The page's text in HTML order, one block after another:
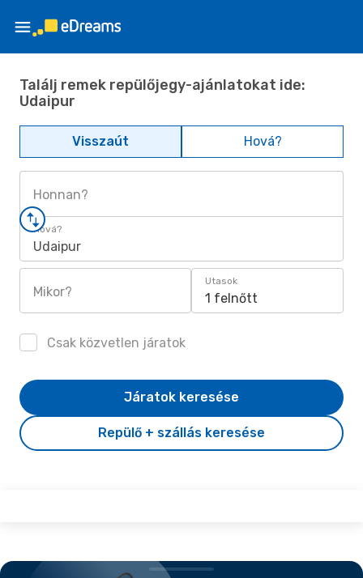
Találj remek repülőjegy-ajánlatokat ide:
Udaipur
Visszaút Hová?
Honnan?
Hová?
Udaipur
Mikor?
Utasok
1 felnőtt
Csak közvetlen járatok
Repülő + szállás keresése
Járatok keresése